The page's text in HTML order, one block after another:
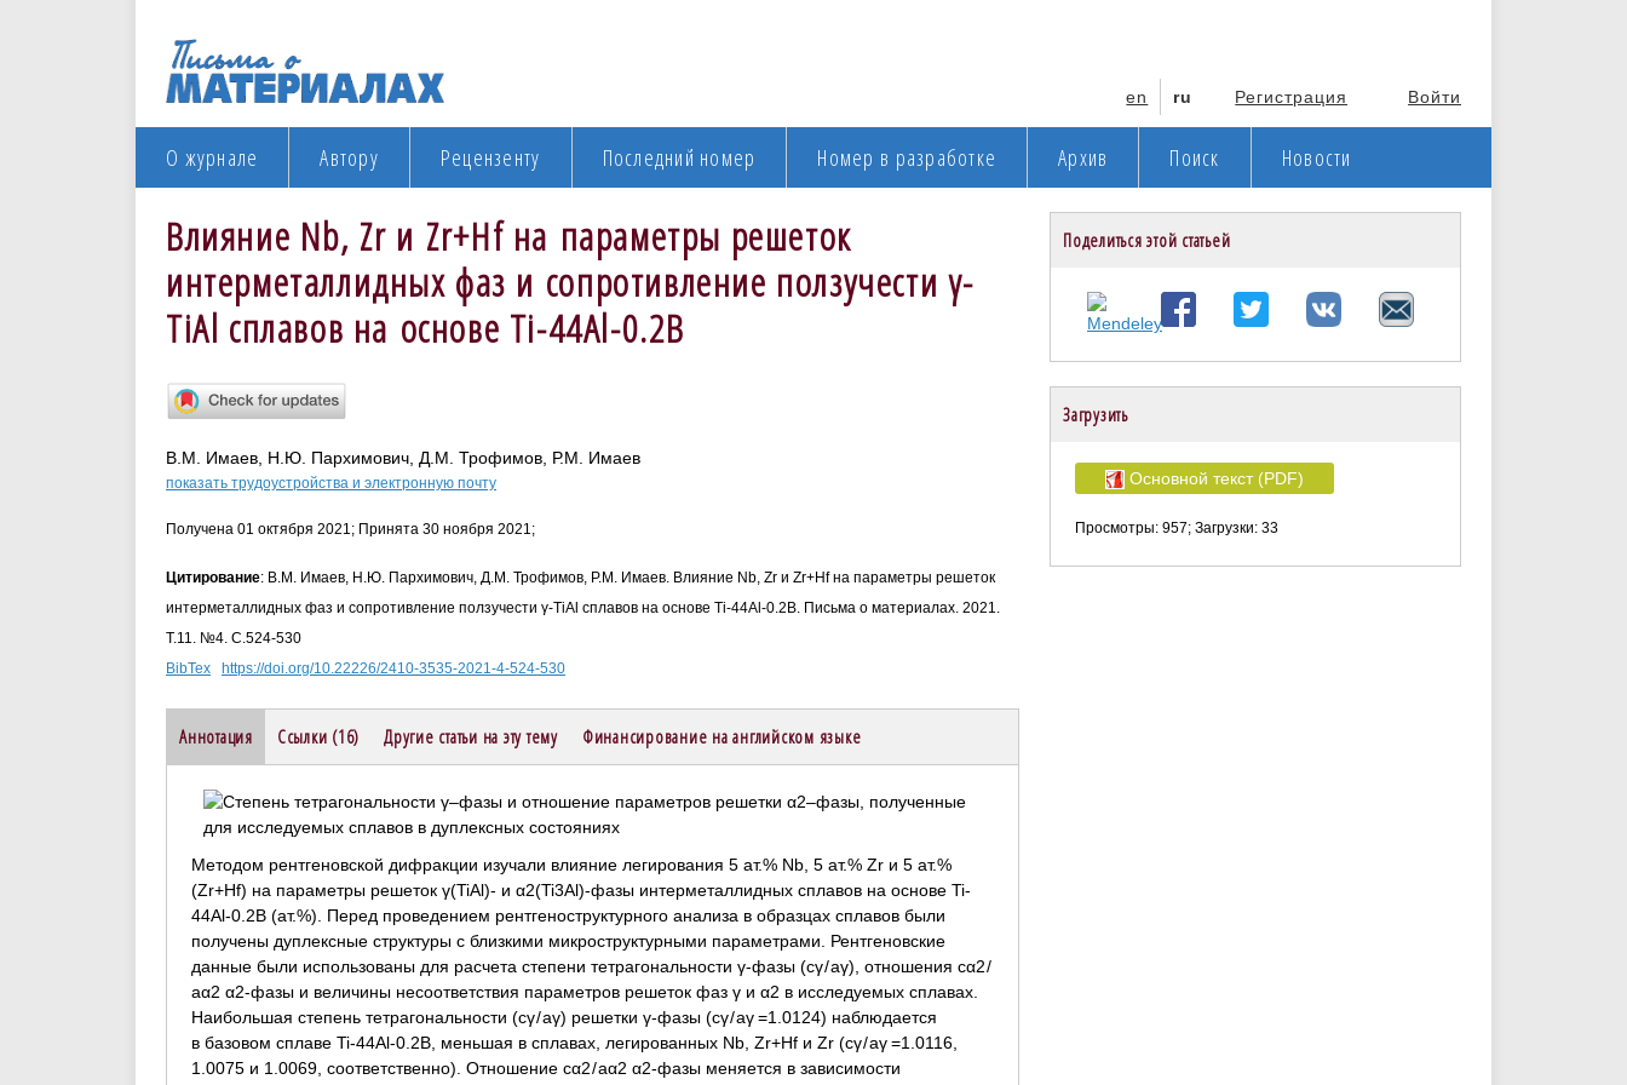
Регистрация Войти
en ru
О журнале Автору Рецензенту Последний номер Номер в разработке Архив Поиск Новости
Влияние Nb, Zr и Zr+Hf на параметры решеток
интерметаллидных фаз и сопротивление ползучести γ-
TiAl сплавов на основе Ti-44Al-0.2B
В.М. Имаев, Н.Ю. Пархимович, Д.М. Трофимов, Р.М. Имаев
показать трудоустройства и электронную почту
Получена 01 октября 2021; Принята 30 ноября 2021;
Цитирование: В.М. Имаев, Н.Ю. Пархимович, Д.М. Трофимов, Р.М. Имаев. Влияние Nb, Zr и Zr+Hf на параметры решеток
интерметаллидных фаз и сопротивление ползучести γ-TiAl сплавов на основе Ti-44Al-0.2B. Письма о материалах. 2021.
Т.11. №4. С.524-530
BibTex
https://doi.org/10.22226/2410-3535-2021-4-524-530
Аннотация Ссылки (16) Другие статьи на эту тему Финансирование на английском языке
Методом рентгеновской дифракции изучали влияние легирования 5 ат.% Nb, 5 ат.% Zr и 5 ат.%
(Zr+Hf) на параметры решеток γ(TiAl)- и α2(Ti3Al)-фазы интерметаллидных сплавов на основе Ti-
44Al-0.2B (ат.%). Перед проведением рентгеноструктурного анализа в образцах сплавов были
получены дуплексные структуры с близкими микроструктурными параметрами. Рентгеновские
данные были использованы для расчета степени тетрагональности γ-фазы (cγ / aγ), отношения cα2 /
aα2 α2-фазы и величины несоответствия параметров решеток фаз γ и α2 в исследуемых сплавах.
Наибольшая степень тетрагональности (cγ / aγ) решетки γ-фазы (cγ / aγ =1.0124) наблюдается
в базовом сплаве Ti-44Al-0.2B, меньшая в сплавах, легированных Nb, Zr+Hf и Zr (cγ / aγ =1.0116,
1.0075 и 1.0069, соответственно). Отношение cα2 / aα2 α2-фазы меняется в зависимости
Поделиться этой статьей
Загрузить
Основной текст (PDF)
Просмотры: 957; Загрузки: 33